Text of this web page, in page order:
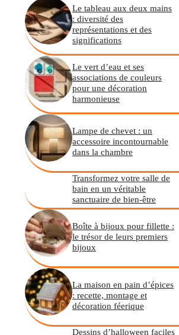
Le tableau aux deux mains
: diversité des
représentations et des
significations
Le vert d’eau et ses
associations de couleurs
pour une décoration
harmonieuse
Lampe de chevet : un
accessoire incontournable
dans la chambre
Transformez votre salle de
bain en un véritable
sanctuaire de bien-être
Boîte à bijoux pour fillette :
le trésor de leurs premiers
bijoux
La maison en pain d’épices
: recette, montage et
décoration féerique
Dessins d’halloween faciles